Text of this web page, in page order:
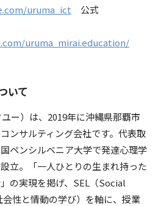
uruma_ict 公式
uruma_mirai.education/
いて
ー）は、2019年に沖縄県那覇市
ンサルティング会社です。代表取
ペンシルベニア大学で発達心理学
立。「一人ひとりの生まれ持った
の実現を掲げ、SEL（Social
性と情動の学び）を軸に、授業